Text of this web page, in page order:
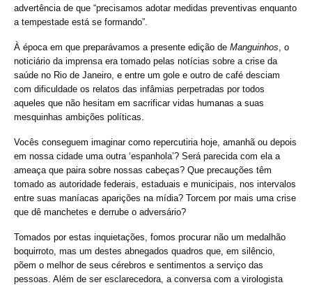
advertência de que “precisamos adotar medidas preventivas enquanto
a tempestade está se formando”.
À época em que preparávamos a presente edição de Manguinhos , o
noticiário da imprensa era tomado pelas notícias sobre a crise da
saúde no Rio de Janeiro, e entre um gole e outro de café desciam
com dificuldade os relatos das infâmias perpetradas por todos
aqueles que não hesitam em sacrificar vidas humanas a suas
mesquinhas ambições políticas.
Vocês conseguem imaginar como repercutiria hoje, amanhã ou depois
em nossa cidade uma outra ‘espanhola’? Será parecida com ela a
ameaça que paira sobre nossas cabeças? Que precauções têm
tomado as autoridade federais, estaduais e municipais, nos intervalos
entre suas maníacas aparições na mídia? Torcem por mais uma crise
que dê manchetes e derrube o adversário?
Tomados por estas inquietações, fomos procurar não um medalhão
boquirroto, mas um destes abnegados quadros que, em silêncio,
põem o melhor de seus cérebros e sentimentos a serviço das
pessoas. Além de ser esclarecedora, a conversa com a virologista